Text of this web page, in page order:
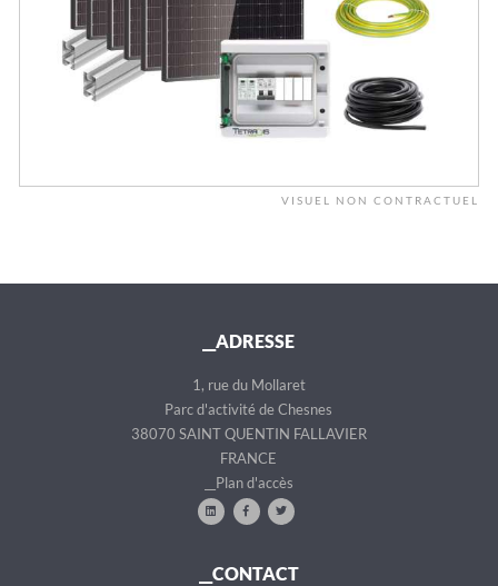
VISUEL NON CONTRACTUEL
__ADRESSE
1, rue du Mollaret
Parc d'activité de Chesnes
38070 SAINT QUENTIN FALLAVIER
FRANCE
__Plan d'accès
__CONTACT